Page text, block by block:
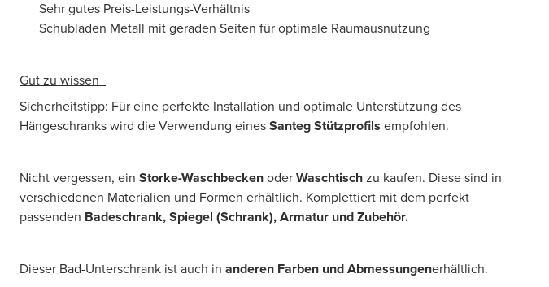
Sehr gutes Preis-Leistungs-Verhältnis
Schubladen Metall mit geraden Seiten für optimale Raumausnutzung
Gut zu wissen
Sicherheitstipp: Für eine perfekte Installation und optimale Unterstützung des
Hängeschranks wird die Verwendung einesSanteg Stützprofils empfohlen.
Nicht vergessen, ein Storke-WaschbeckenoderWaschtischzu kaufen. Diese sind in
verschiedenen Materialien und Formen erhältlich. Komplettiert mit dem perfekt
passenden Badeschrank, Spiegel (Schrank), Armatur und Zubehör.
Dieser Bad-Unterschrank ist auch in anderen Farben und Abmessungenerhältlich.